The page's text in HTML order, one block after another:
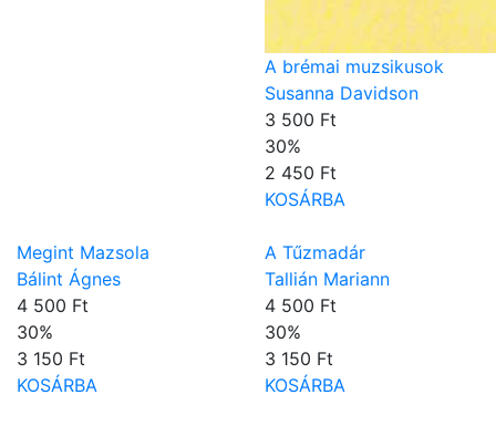
A brémai muzsikusok
Susanna Davidson
3 500 Ft
30%
2 450 Ft
KOSÁRBA
Megint Mazsola
Bálint Ágnes
4 500 Ft
30%
3 150 Ft
KOSÁRBA
A Tűzmadár
Tallián Mariann
4 500 Ft
30%
3 150 Ft
KOSÁRBA